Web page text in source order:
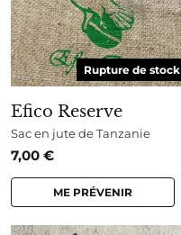
Rupture de stock
Efico Reserve
Sac en jute de Tanzanie
7,00 €
ME PRÉVENIR